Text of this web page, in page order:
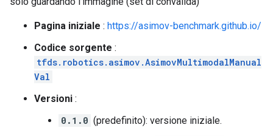
Pagina iniziale : https://asimov-benchmark.github.io/
Codice sorgente :
tfds.robotics.asimov.AsimovMultimodalManual
Val
Versioni :
0.1.0 (predefinito): versione iniziale.